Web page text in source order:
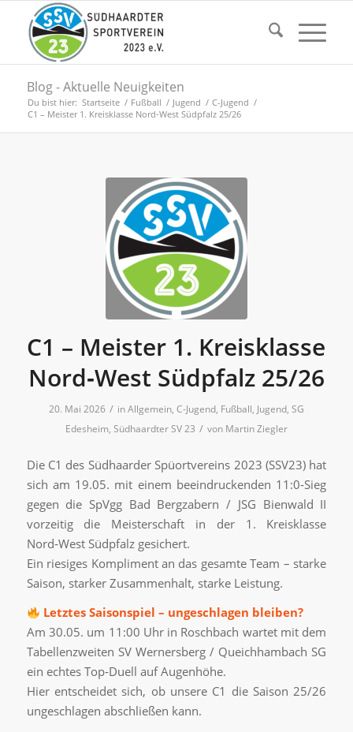
Blog - Aktuelle Neuigkeiten
Du bist hier: Startseite / Fußball / Jugend / C-Jugend /
C1 – Meister 1. Kreisklasse Nord‑West Südpfalz 25/26
C1 – Meister 1. Kreisklasse
Nord‑West Südpfalz 25/26
20. Mai 2026 / inAllgemein, C-Jugend, Fußball, Jugend, SG
Edesheim, Südhaardter SV 23 / von Martin Ziegler
Die C1 des Südhaarder Spüortvereins 2023 (SSV23) hat
sich am 19.05. mit einem beeindruckenden 11:0‑Sieg
gegen die SpVgg Bad Bergzabern / JSG Bienwald II
vorzeitig die Meisterschaft in der 1. Kreisklasse
Nord‑West Südpfalz gesichert.
Ein riesiges Kompliment an das gesamte Team – starke
Saison, starker Zusammenhalt, starke Leistung.
Letztes Saisonspiel – ungeschlagen bleiben?
Am 30.05. um 11:00 Uhr in Roschbach wartet mit dem
Tabellenzweiten SV Wernersberg / Queichhambach SG
ein echtes Top‑Duell auf Augenhöhe.
Hier entscheidet sich, ob unsere C1 die Saison 25/26
ungeschlagen abschließen kann.